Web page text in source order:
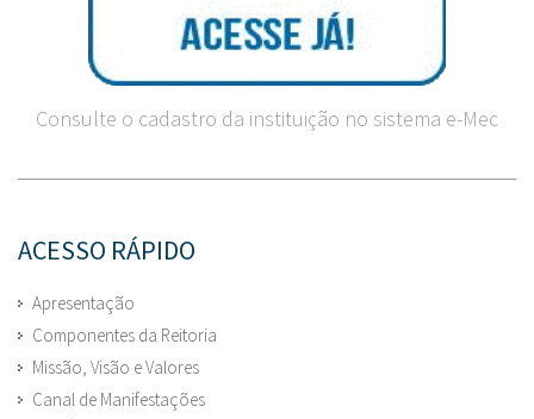
Consulte o cadastro da instituição no sistema e-Mec
ACESSO RÁPIDO
Apresentação
Componentes da Reitoria
Missão, Visão e Valores
Canal de Manifestações